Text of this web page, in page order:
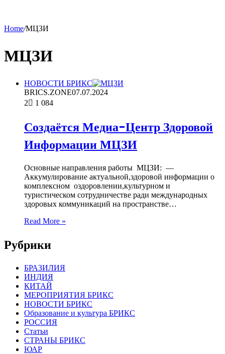
Home/МЦЗИ
МЦЗИ
НОВОСТИ БРИКС
BRICS.ZONE07.07.2024
2
1 084
Создаётся Медиа-Центр Здоровой
Информации МЦЗИ
Основные направления работы МЦЗИ: —
Аккумулирование актуальной,здоровой информации о
комплексном оздоровлении,культурном и
туристическом сотрудничестве ради международных
здоровых коммуникаций на пространстве…
Read More »
Рубрики
БРАЗИЛИЯ
ИНДИЯ
КИТАЙ
МЕРОПРИЯТИЯ БРИКС
НОВОСТИ БРИКС
Образование и культура БРИКС
РОССИЯ
Статьи
СТРАНЫ БРИКС
ЮАР